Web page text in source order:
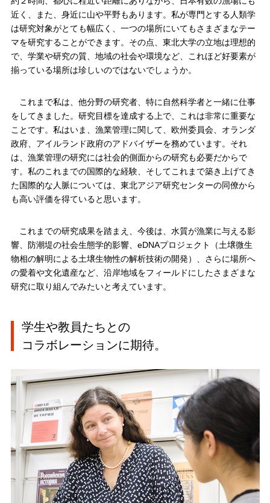
近く、また、身近に山や平野もあります。私が専門とする人類学
は研究対象がとても幅広く、一つの場所にいてもさまざまなテー
マを研究することができます。その点、東北大学の立地は理想的
で、学業や研究の質、地域の社会や環境など、これほど好要素が
揃っている場所は珍しいのではないでしょうか。
これまで私は、他分野の研究者、特に自然科学者と一緒に仕事
をしてきました。研究目標を達成する上で、これは非常に重要な
ことです。私はいま、漁業管理に関して、欧州委員会、オランダ
政府、アイルランド政府のアドバイザーを務めています。それ
は、漁業管理の研究には社会的側面からの研究も必要だからで
す。私のこれまでの国際的な経験、そしてこれまで築き上げてき
た国際的な人脈については、東北アジア研究センターの同僚から
も高い評価を得ていると思います。
これまでの研究成果を踏まえ、今後は、水質が漁業に与える影
響、防潮堤の社会生態学的影響、eDNAプロジェクト（土壌微生
物相の解明による土壌生物性の解析技術の開発）、さらに場所へ
の愛着や文化遺産など、沿岸地域をフィールドにしたさまざまな
研究に取り組んでみたいと考えています。
学生や教員たちとの
コラボレーションに期待。